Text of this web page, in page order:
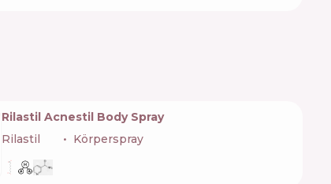
Rilastil Acnestil Body Spray
Rilastil
Körperspray